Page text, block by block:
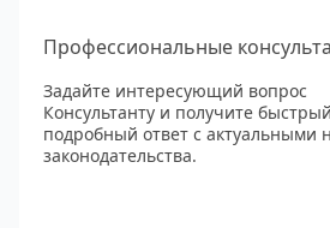
Профессиональные
Задайте интересующий вопрос
Консультанту и получите
подробный ответ с актуальными
законодательства.